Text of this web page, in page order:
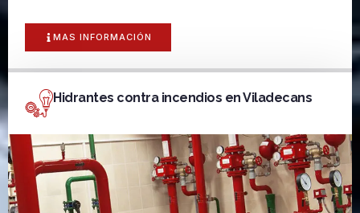
MAS INFORMACIÓN
Hidrantes contra incendios en Viladecans